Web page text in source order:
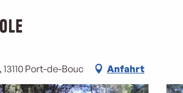
Port-de-Bouc Anfahrt